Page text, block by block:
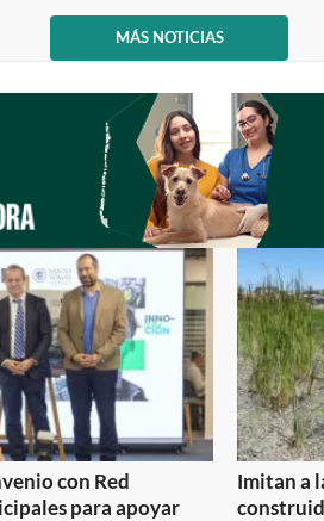
MÁS NOTICIAS
con Red
para apoyar
Imitan a